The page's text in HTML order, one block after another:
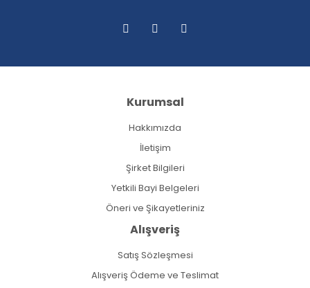
Kurumsal
Hakkımızda
İletişim
Şirket Bilgileri
Yetkili Bayi Belgeleri
Öneri ve Şikayetleriniz
Alışveriş
Satış Sözleşmesi
Alışveriş Ödeme ve Teslimat